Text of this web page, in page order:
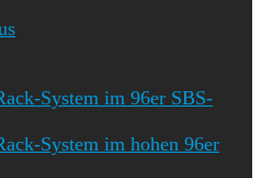
System im 96er SBS-
System im hohen 96er